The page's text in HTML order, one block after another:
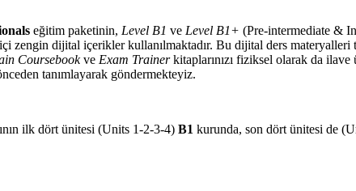
eğitim paketinin, Level B1 ve Level B1+ (Pre-intermediate &
zengin dijital içerikler kullanılmaktadır. Bu dijital ders
Coursebookve Exam Trainerkitaplarınızı fiziksel olarak da ilave
tanımlayarak göndermekteyiz.
ilk dört ünitesi (Units 1-2-3-4) B1 kurunda, son dört ünitesi de